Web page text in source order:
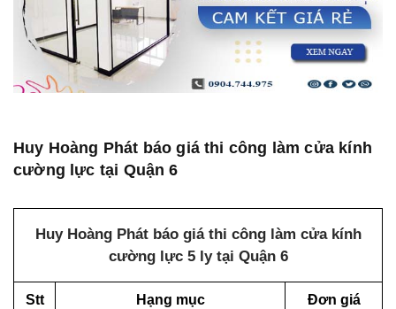
Huy Hoàng Phát báo giá thi công làm cửa kính
cường lực tại Quận 6
Huy Hoàng Phát báo giá thi công làm cửa kính
cường lực 5 ly tại Quận 6
Stt Hạng mục Đơn giá